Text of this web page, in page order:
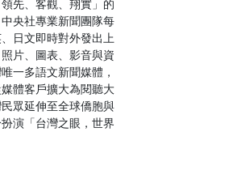
先、客觀、翔實」的
央社專業新聞團隊每
日文即時對外發出上
片、圖表、影音與資
一多語文新聞媒體，
體客戶擴大為閱聽大
眾延伸至全球僑胞與
演「台灣之眼，世界